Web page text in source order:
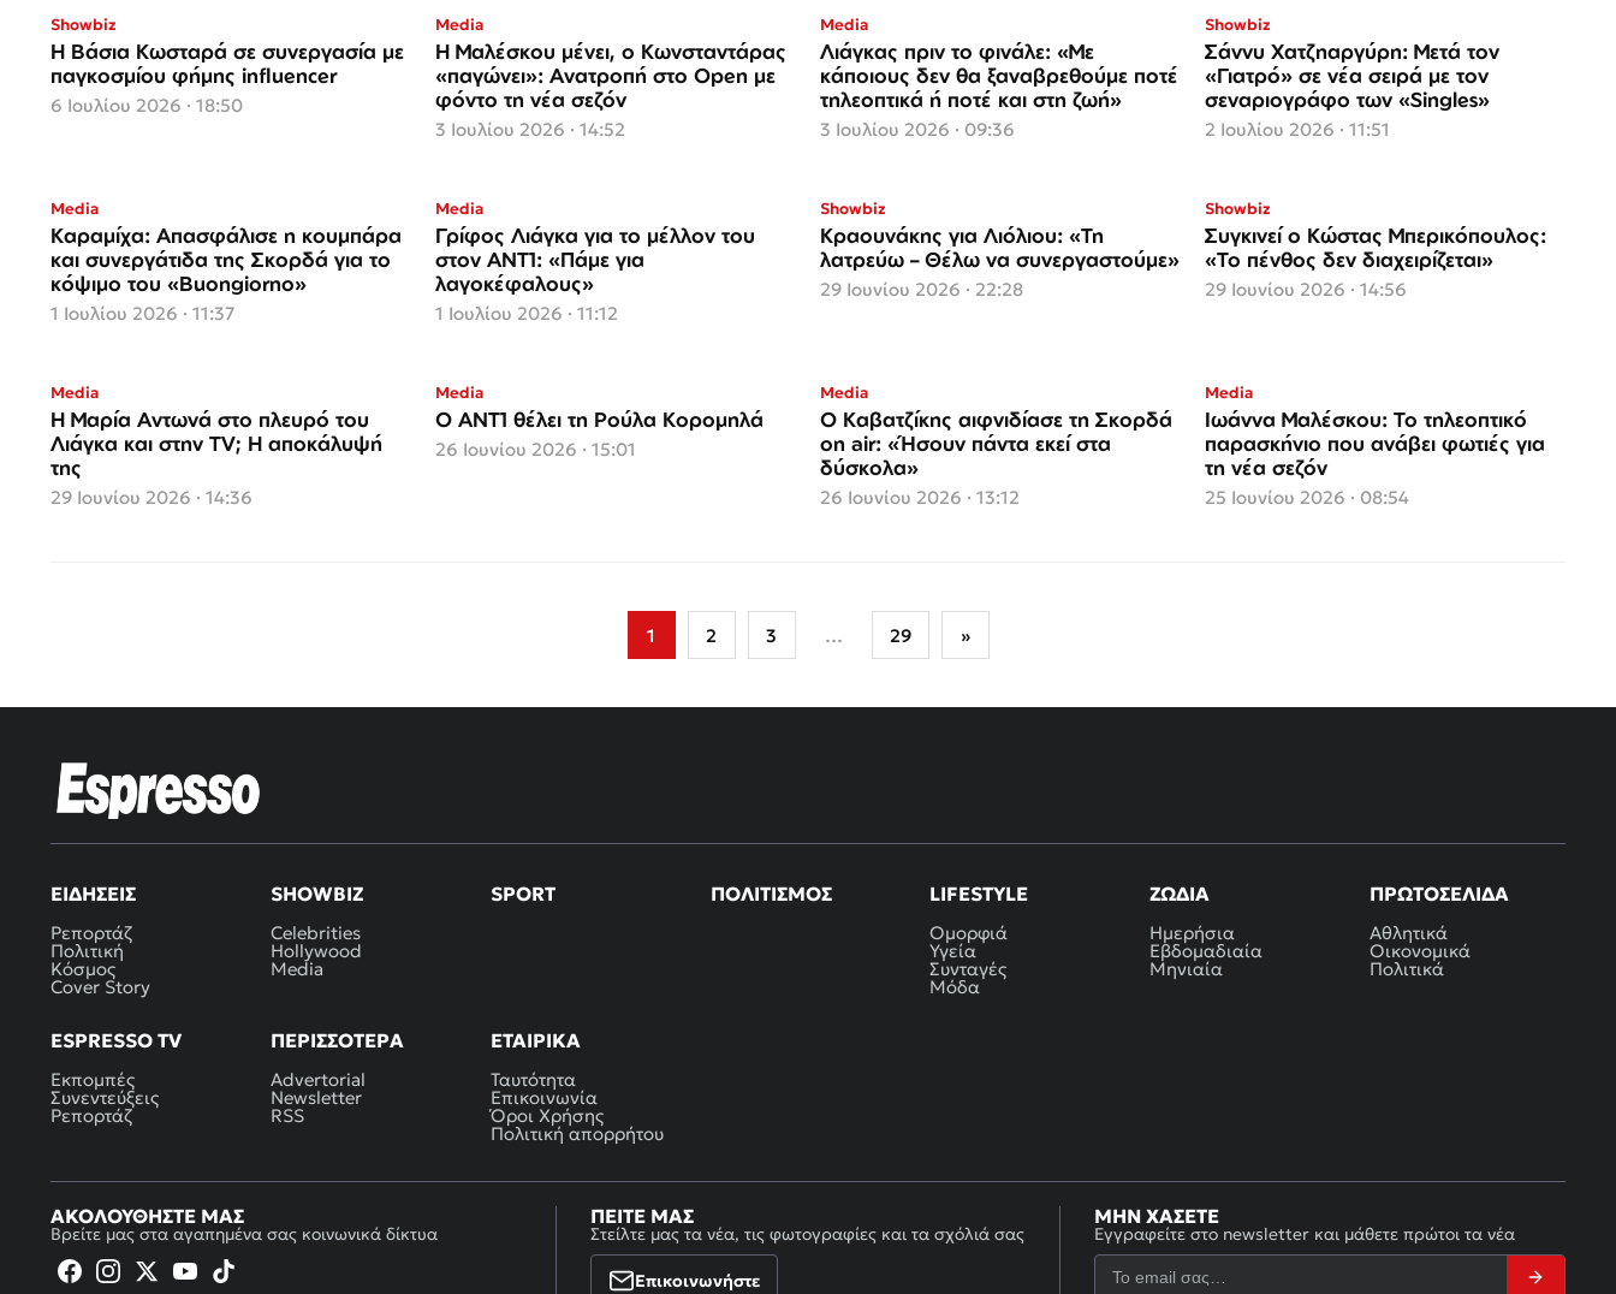
Showbiz
Η Βάσια Κωσταρά σε συνεργασία με
παγκοσμίου φήμης influencer
6 Ιουλίου 2026 · 18:50
Media
Η Μαλέσκου μένει, ο Κωνσταντάρας
«παγώνει»: Ανατροπή στο Open με
φόντο τη νέα σεζόν
3 Ιουλίου 2026 · 14:52
Media
Λιάγκας πριν το φινάλε: «Με
κάποιους δεν θα ξαναβρεθούμε ποτέ
τηλεοπτικά ή ποτέ και στη ζωή»
3 Ιουλίου 2026 · 09:36
Showbiz
Σάννυ Χατζηαργύρη: Μετά τον
«Γιατρό» σε νέα σειρά με τον
σεναριογράφο των «Singles»
2 Ιουλίου 2026 · 11:51
Media
Καραμίχα: Απασφάλισε η κουμπάρα
και συνεργάτιδα της Σκορδά για το
κόψιμο του «Buongiorno»
1 Ιουλίου 2026 · 11:37
Media
Γρίφος Λιάγκα για το μέλλον του
στον ΑΝΤ1: «Πάμε για
λαγοκέφαλους»
1 Ιουλίου 2026 · 11:12
Showbiz
Κραουνάκης για Λιόλιου: «Τη
λατρεύω – Θέλω να συνεργαστούμε»
29 Ιουνίου 2026 · 22:28
Showbiz
Συγκινεί ο Κώστας Μπερικόπουλος:
«Το πένθος δεν διαχειρίζεται»
29 Ιουνίου 2026 · 14:56
Media
Η Μαρία Αντωνά στο πλευρό του
Λιάγκα και στην TV; Η αποκάλυψή
της
29 Ιουνίου 2026 · 14:36
Media
Ο ΑΝΤ1 θέλει τη Ρούλα Κορομηλά
26 Ιουνίου 2026 · 15:01
Media
Ο Καβατζίκης αιφνιδίασε τη Σκορδά
on air: «Ήσουν πάντα εκεί στα
δύσκολα»
26 Ιουνίου 2026 · 13:12
Media
Ιωάννα Μαλέσκου: Το τηλεοπτικό
παρασκήνιο που ανάβει φωτιές για
τη νέα σεζόν
25 Ιουνίου 2026 · 08:54
1 2 3 … 29 »
ΕΙΔΉΣΕΙΣ
Ρεπορτάζ
Πολιτική
Κόσμος
Cover Story
SHOWBIZ
Celebrities
Hollywood
Media
SPORT ΠΟΛΙΤΙΣΜΌΣ LIFESTYLE
Ομορφιά
Υγεία
Συνταγές
Μόδα
ΖΏΔΙΑ
Ημερήσια
Εβδομαδιαία
Μηνιαία
ΠΡΩΤΟΣΈΛΙΔΑ
Αθλητικά
Οικονομικά
Πολιτικά
ESPRESSO TV
Εκπομπές
Συνεντεύξεις
Ρεπορτάζ
ΠΕΡΙΣΣΌΤΕΡΑ
Advertorial
Newsletter
RSS
ΕΤΑΙΡΙΚΆ
Ταυτότητα
Επικοινωνία
Όροι Χρήσης
Πολιτική απορρήτου
ΑΚΟΛΟΥΘΉΣΤΕ ΜΑΣ
Βρείτε μας στα αγαπημένα σας κοινωνικά δίκτυα
ΠΕΊΤΕ ΜΑΣ
Στείλτε μας τα νέα, τις φωτογραφίες και τα σχόλιά σας
Επικοινωνήστε
ΜΗΝ ΧΆΣΕΤΕ
Εγγραφείτε στο newsletter και μάθετε πρώτοι τα νέα